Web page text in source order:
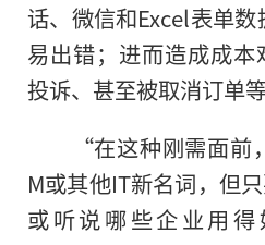
话、微信和Excel表单
易出错；进而造成成
投诉、甚至被取消订单等
“在这种刚需面前
M或其他IT新名词，但
或听说哪些企业用